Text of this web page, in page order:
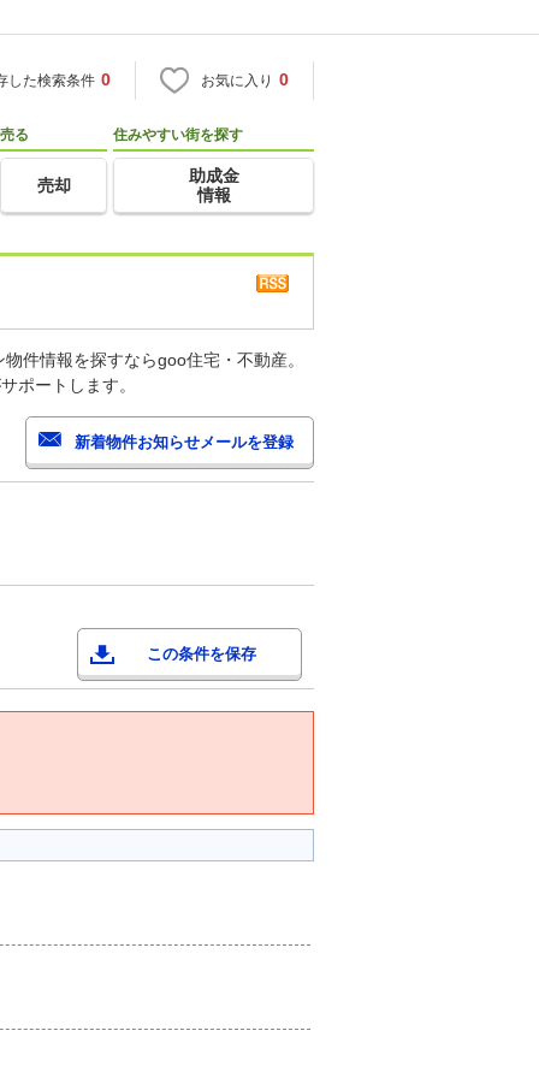
した検索条件 0 お気に入り 0
売る
売却
住みやすい街を探す
助成金
情報
件情報を探すならgoo住宅・不動産。
ポートします。
この条件を保存